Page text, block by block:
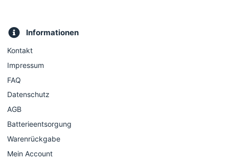
Informationen
Kontakt
Impressum
FAQ
Datenschutz
AGB
Batterieentsorgung
Warenrückgabe
Mein Account